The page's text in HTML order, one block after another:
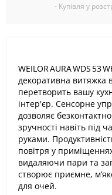
- Купівля у
WEILOR AURA WDS 53
декоративна витяжка
перетворить вашу
інтер'єр. Сенсорне
дозволяє
зручності навіть під
руками.
повітря у
видаляючи пари та
створює приємне,
для очей.